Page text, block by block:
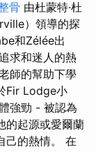
骨 由杜蒙特·杜
）領導的探
和Zélée出
求和迷人的熱
師的幫助下學
Fir Lodge小
強勁 - 被認為
的起源或愛爾蘭
己的熱情。 在